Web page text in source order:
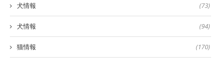
犬情報 (73)
犬情報 (94)
猫情報 (170)